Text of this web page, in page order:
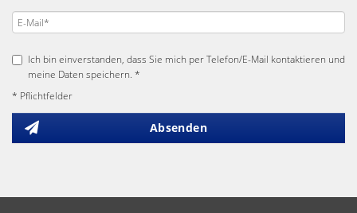
Ich bin einverstanden, dass Sie mich per Telefon/E-Mail kontaktieren und
meine Daten speichern. *
* Pflichtfelder
Absenden